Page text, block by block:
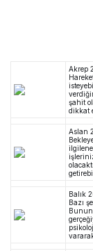
Akrep
şahit
dikkat
Aslan
Balık
Bazı